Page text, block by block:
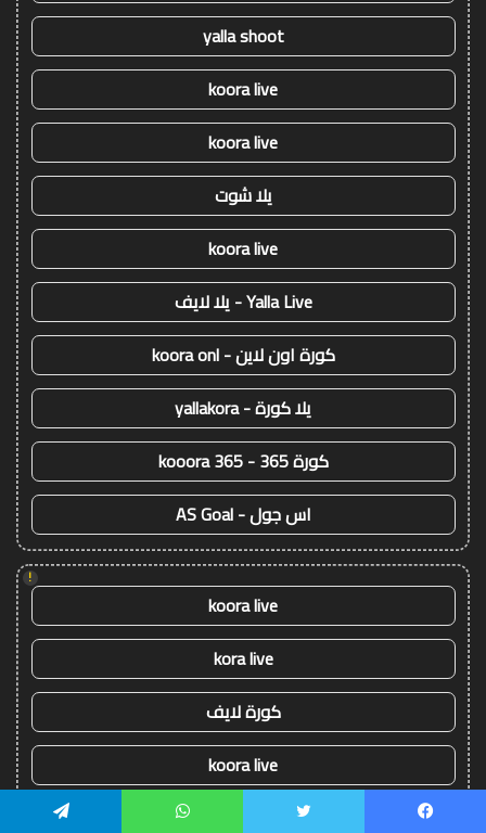
yalla shoot
koora live
koora live
يلا شوت
koora live
Yalla Live - يلا لايف
كورة اون لاين - koora onl
يلا كورة - yallakora
كورة 365 - kooora 365
اس جول - AS Goal
!
koora live
kora live
كورة لايف
koora live